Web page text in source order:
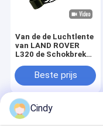
Van de de Luchtlente
van LAND ROVER
L320 de Schokbreker
18w003-
ADVERTENTIE
Beste prijs
Cindy